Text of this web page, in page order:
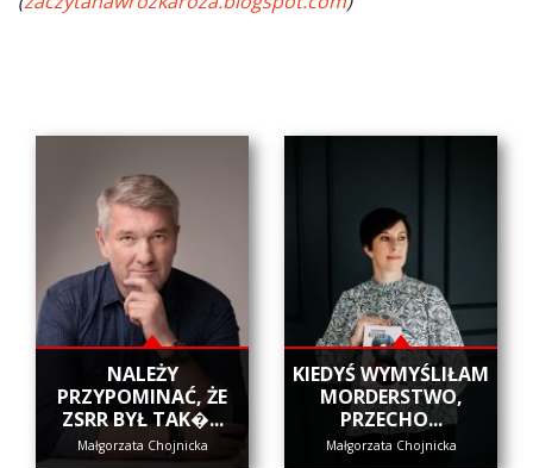
NALEŻY
PRZYPOMINAĆ, ŻE
ZSRR BYŁ TAK�...
Małgorzata Chojnicka
KIEDYŚ WYMYŚLIŁAM
MORDERSTWO,
PRZECHO...
Małgorzata Chojnicka